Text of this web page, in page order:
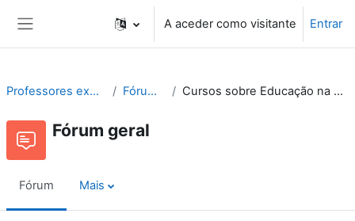
A aceder como visitante Entrar
Professores exportam-se Fórum geral Cursos sobre Educação na Open University
Fórum geral
Fórum Mais